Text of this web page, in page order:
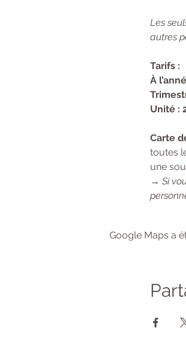
Les
autres
Tarifs :
À
Unité :
Carte
toutes
une
→ Si
Google Maps a